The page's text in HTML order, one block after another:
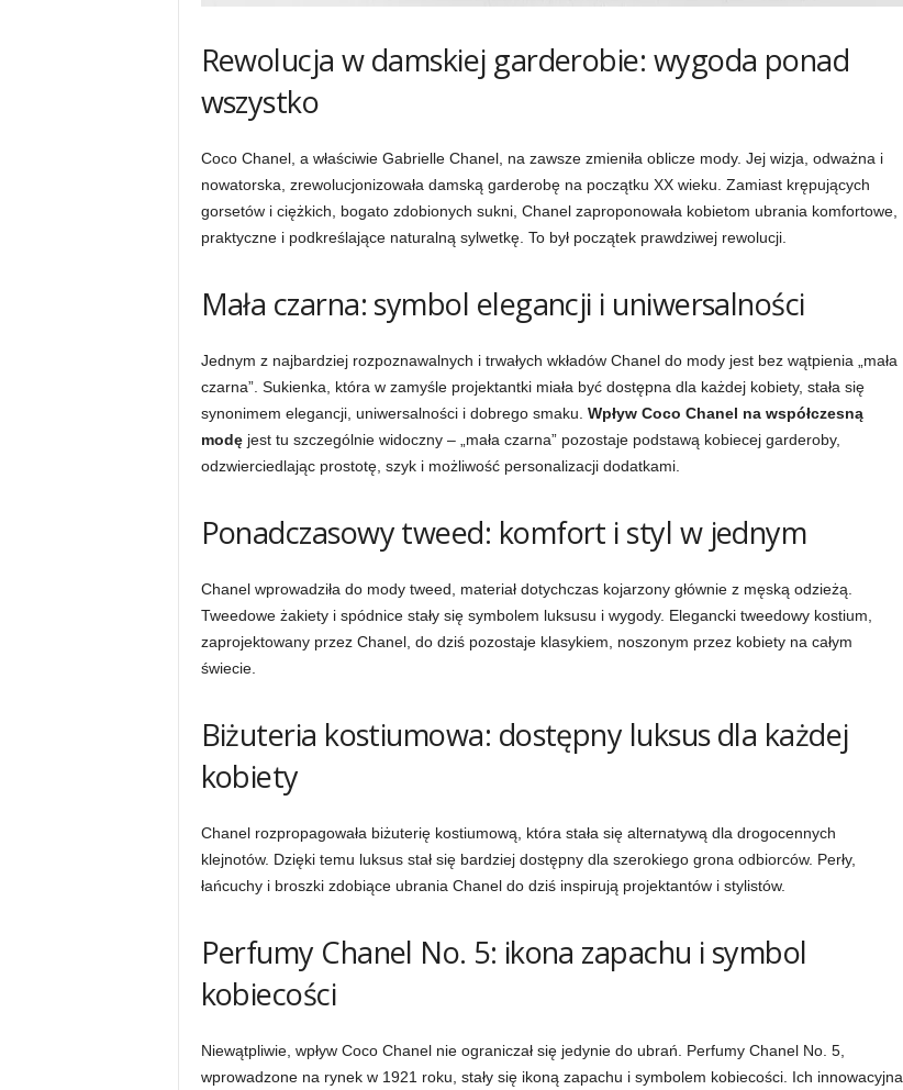
Rewolucja w damskiej garderobie: wygoda ponad
wszystko
Coco Chanel, a właściwie Gabrielle Chanel, na zawsze zmieniła oblicze mody. Jej wizja, odważna i
nowatorska, zrewolucjonizowała damską garderobę na początku XX wieku. Zamiast krępujących
gorsetów i ciężkich, bogato zdobionych sukni, Chanel zaproponowała kobietom ubrania komfortowe,
praktyczne i podkreślające naturalną sylwetkę. To był początek prawdziwej rewolucji.
Mała czarna: symbol elegancji i uniwersalności
Jednym z najbardziej rozpoznawalnych i trwałych wkładów Chanel do mody jest bez wątpienia „mała
czarna”. Sukienka, która w zamyśle projektantki miała być dostępna dla każdej kobiety, stała się
synonimem elegancji, uniwersalności i dobrego smaku. Wpływ Coco Chanel na współczesną
modęjest tu szczególnie widoczny – „mała czarna” pozostaje podstawą kobiecej garderoby,
odzwierciedlając prostotę, szyk i możliwość personalizacji dodatkami.
Ponadczasowy tweed: komfort i styl w jednym
Chanel wprowadziła do mody tweed, materiał dotychczas kojarzony głównie z męską odzieżą.
Tweedowe żakiety i spódnice stały się symbolem luksusu i wygody. Elegancki tweedowy kostium,
zaprojektowany przez Chanel, do dziś pozostaje klasykiem, noszonym przez kobiety na całym
świecie.
Biżuteria kostiumowa: dostępny luksus dla każdej
kobiety
Chanel rozpropagowała biżuterię kostiumową, która stała się alternatywą dla drogocennych
klejnotów. Dzięki temu luksus stał się bardziej dostępny dla szerokiego grona odbiorców. Perły,
łańcuchy i broszki zdobiące ubrania Chanel do dziś inspirują projektantów i stylistów.
Perfumy Chanel No. 5: ikona zapachu i symbol
kobiecości
Niewątpliwie, wpływ Coco Chanel nie ograniczał się jedynie do ubrań. Perfumy Chanel No. 5,
wprowadzone na rynek w 1921 roku, stały się ikoną zapachu i symbolem kobiecości. Ich innowacyjna